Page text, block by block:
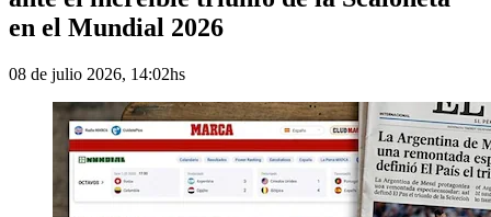
en el Mundial 2026
08 de julio 2026, 14:02hs